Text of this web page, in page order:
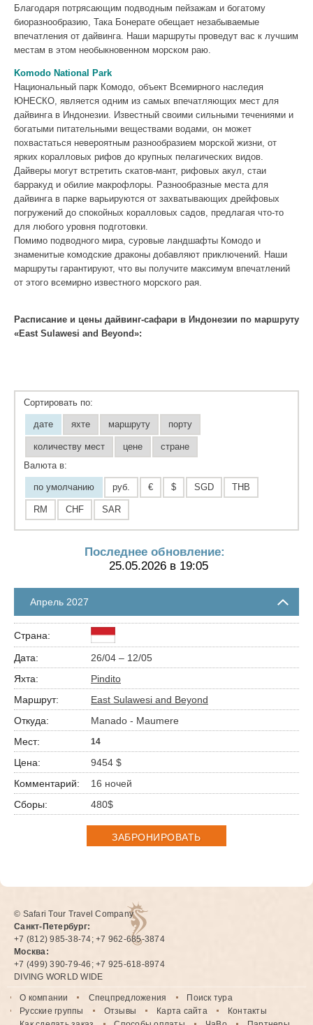
Благодаря потрясающим подводным пейзажам и богатому
биоразнообразию, Така Бонерате обещает незабываемые
впечатления от дайвинга. Наши маршруты проведут вас к лучшим
местам в этом необыкновенном морском раю.
Komodo National Park
Национальный парк Комодо, объект Всемирного наследия
ЮНЕСКО, является одним из самых впечатляющих мест для
дайвинга в Индонезии. Известный своими сильными течениями и
богатыми питательными веществами водами, он может
похвастаться невероятным разнообразием морской жизни, от
ярких коралловых рифов до крупных пелагических видов.
Дайверы могут встретить скатов-мант, рифовых акул, стаи
барракуд и обилие макрофлоры. Разнообразные места для
дайвинга в парке варьируются от захватывающих дрейфовых
погружений до спокойных коралловых садов, предлагая что-то
для любого уровня подготовки.
Помимо подводного мира, суровые ландшафты Комодо и
знаменитые комодские драконы добавляют приключений. Наши
маршруты гарантируют, что вы получите максимум впечатлений
от этого всемирно известного морского рая.
Расписание и цены дайвинг-сафари в Индонезии по маршруту
«East Sulawesi and Beyond»:
Сортировать по:
дате яхте маршруту порту
количеству мест цене
стране
Валюта в:
по умолчанию руб. € $ SGD THB
RM CHF SAR
Последнее обновление:
25.05.2026 в 19:05
Апрель 2027
26/04 – 12/05
Pindito
East Sulawesi and Beyond
Manado - Maumere
14
9454 $
16 ночей
480$
ЗАБРОНИРОВАТЬ
© Safari Tour Travel Company
Санкт-Петербург:
+7 (812) 985-38-74; +7 962-685-3874
Москва:
+7 (499) 390-79-46; +7 925-618-8974
DIVING WORLD WIDE
О компании Спецпредложения
Поиск тура
Русские группы
Отзывы Карта сайта
Контакты